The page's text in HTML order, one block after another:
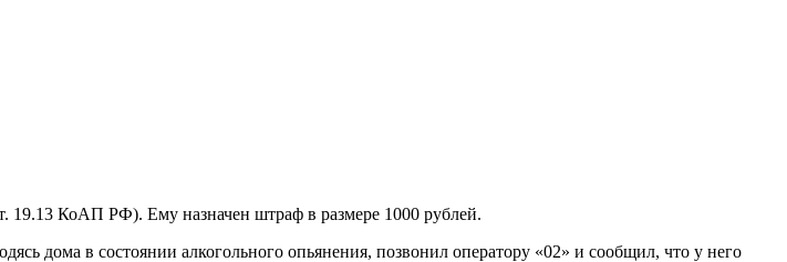
19.13 КоАП РФ). Ему назначен штраф в размере 1000 рублей.
дома в состоянии алкогольного опьянения, позвонил оператору «02» и сообщил, что у него